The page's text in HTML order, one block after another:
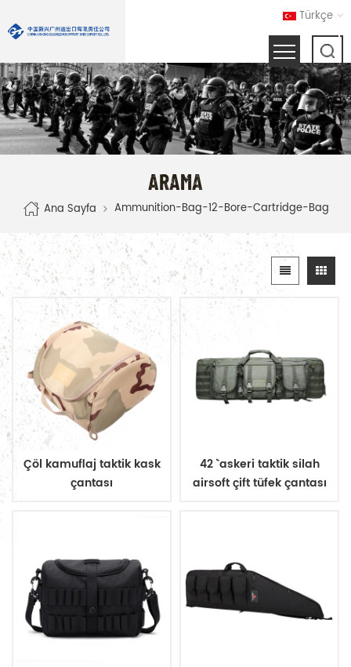
Türkçe
ARAMA
Ana Sayfa Ammunition-Bag-12-Bore-Cartridge-Bag
Çöl kamuflaj taktik kask
çantası
42 `` askeri taktik silah
airsoft çift tüfek çantası